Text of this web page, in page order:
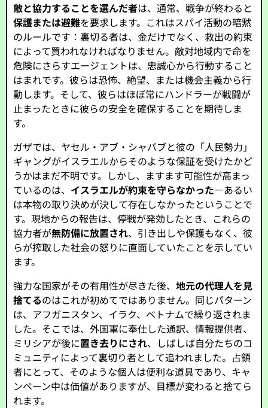
敵と協力することを選んだ者は、通常、戦争が終わると
保護または避難を要求します。これはスパイ活動の暗黙
のルールです：裏切る者は、金だけでなく、救出の約束
によって買われなければなりません。敵対地域内で命を
危険にさらすエージェントは、忠誠心から行動すること
はまれです。彼らは恐怖、絶望、または機会主義から行
動します。そして、彼らはほぼ常にハンドラーが戦闘が
止まったときに彼らの安全を確保することを期待しま
す。
ガザでは、ヤセル・アブ・シャバブと彼の「人民勢力」
ギャングがイスラエルからそのような保証を受けたかど
うかはまだ不明です。しかし、ますます可能性が高まっ
ているのは、 イスラエルが約束を守らなかった—あるい
は本物の取り決めが決して存在しなかったということで
す。現地からの報告は、停戦が発効したとき、これらの
協力者が無防備に放置され、引き出しや保護もなく、彼
らが搾取した社会の怒りに直面していたことを示してい
ます。
強力な国家がその有用性が尽きた後、地元の代理人を見
捨てるのはこれが初めてではありません。同じパターン
は、アフガニスタン、イラク、ベトナムで繰り返されま
した。そこでは、外国軍に奉仕した通訳、情報提供者、
ミリシアが後に置き去りにされ、しばしば自分たちのコ
ミュニティによって裏切り者として追われました。占領
者にとって、そのような個人は便利な道具であり、キャ
ンペーン中は価値がありますが、目標が変わると捨てら
れます。